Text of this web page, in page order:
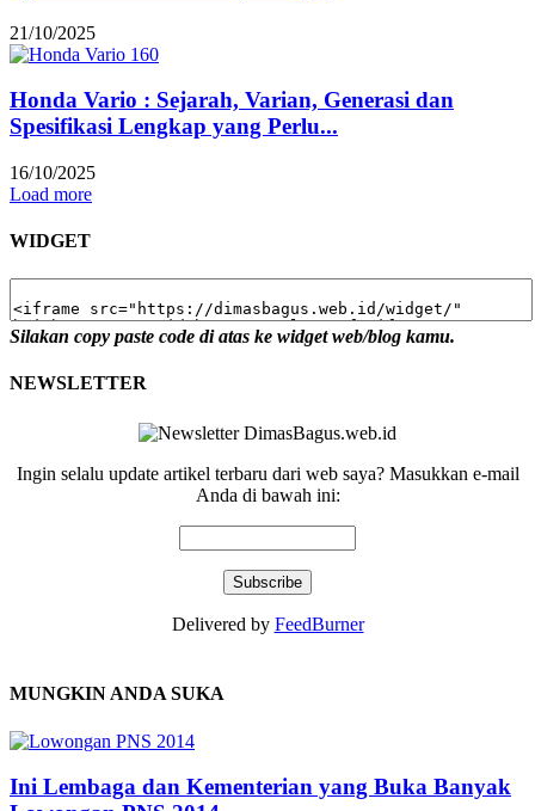
21/10/2025
Honda Vario : Sejarah, Varian, Generasi dan
Spesifikasi Lengkap yang Perlu...
16/10/2025
Load more
WIDGET
Silakan copy paste code di atas ke widget web/blog kamu.
NEWSLETTER
Ingin selalu update artikel terbaru dari web saya? Masukkan e-mail
Anda di bawah ini:
Delivered by FeedBurner
MUNGKIN ANDA SUKA
Ini Lembaga dan Kementerian yang Buka Banyak